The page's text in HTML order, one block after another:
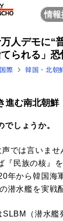
情報
万人デモに“
られる」恐
国際 韓国・北朝
進む南北朝鮮
しょうか。
では言いませ
民族の核』を
年から韓国海
潜水艦を実戦
（潜水艦